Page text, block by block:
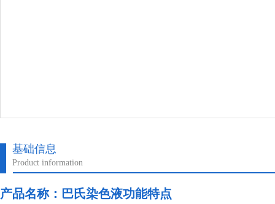
基础信息
Product information
产品名称： 巴氏染色液功能特点